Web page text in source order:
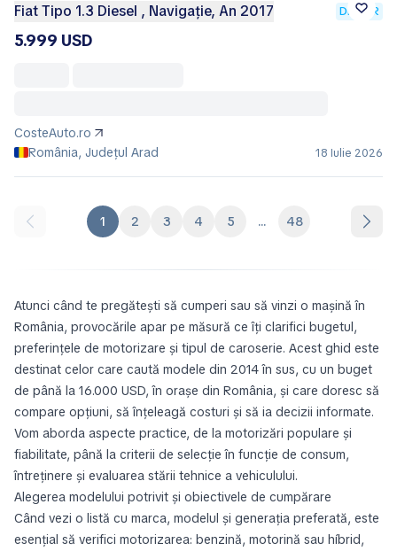
Fiat Tipo 1.3 Diesel , Navigație, An 2017 DEALER
5.999 USD
CosteAuto.ro
România, Județul Arad
18 Iulie 2026
1 2 3 4 5 ... 48
Atunci când te pregătești să cumperi sau să vinzi o mașină în
România, provocările apar pe măsură ce îți clarifici bugetul,
preferințele de motorizare și tipul de caroserie. Acest ghid este
destinat celor care caută modele din 2014 în sus, cu un buget
de până la 16.000 USD, în orașe din România, și care doresc să
compare opțiuni, să înțeleagă costuri și să ia decizii informate.
Vom aborda aspecte practice, de la motorizări populare și
fiabilitate, până la criterii de selecție în funcție de consum,
întreținere și evaluarea stării tehnice a vehiculului.
Alegerea modelului potrivit și obiectivele de cumpărare
Când vezi o listă cu marca, modelul și generația preferată, este
esențial să verifici motorizarea: benzină, motorină sau híbrid,